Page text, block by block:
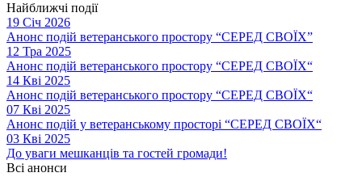
Найближчі події
19 Січ 2026
Анонс подій ветеранського простору “СЕРЕД СВОЇХ”
12 Тра 2025
Анонс подій ветеранського простору “СЕРЕД СВОЇХ“
14 Кві 2025
Анонс подій ветеранського простору “СЕРЕД СВОЇХ“
07 Кві 2025
Анонс подій у ветеранському просторі “СЕРЕД СВОЇХ“
03 Кві 2025
До уваги мешканців та гостей громади!
Всі анонси